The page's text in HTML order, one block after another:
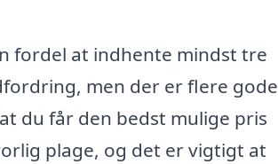
fordel at indhente mindst tre
men der er flere gode
du får den bedst mulige pris
plage, og det er vigtigt at